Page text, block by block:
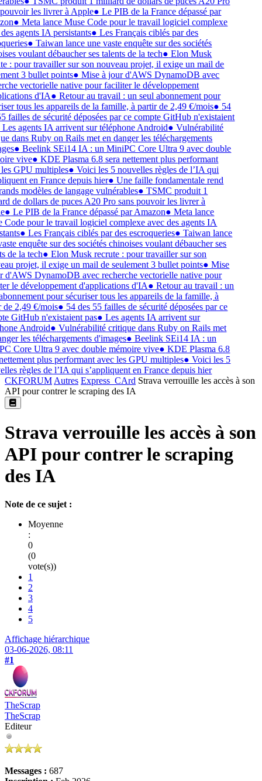
les livrer à Apple●Le PIB de la France dépassé par
●Meta lance Muse Code pour le travail logiciel complexe
agents IA persistants●Les Français ciblés par des
●Taiwan lance une vaste enquête sur des sociétés
voulant débaucher ses talents de la tech●Elon Musk
: pour travailler sur son nouveau projet, il exige un mail de
3 bullet points●Mise à jour d'AWS DynamoDB avec
vectorielle native pour faciliter le développement
d'IA●Retour au travail : un seul abonnement pour
tous les appareils de la famille, à partir de 2,49 €/mois●54
failles de sécurité déposées par ce compte GitHub n'existaient
agents IA arrivent sur téléphone Android●Vulnérabilité
dans Ruby on Rails met en danger les téléchargements
●Beelink SEi14 IA : un MiniPC Core Ultra 9 avec double
vive●KDE Plasma 6.8 sera nettement plus performant
GPU multiples●Voici les 5 nouvelles règles de l’IA qui
en France depuis hier●Une faille fondamentale rend
modèles de langage vulnérables●TSMC produit 1
de dollars de puces A20 Pro sans pouvoir les livrer à
●Le PIB de la France dépassé par Amazon●Meta lance
pour le travail logiciel complexe avec des agents IA
●Les Français ciblés par des escroqueries●Taiwan lance
enquête sur des sociétés chinoises voulant débaucher ses
de la tech●Elon Musk recrute : pour travailler sur son
projet, il exige un mail de seulement 3 bullet points●Mise
d'AWS DynamoDB avec recherche vectorielle native pour
le développement d'applications d'IA●Retour au travail : un
pour sécuriser tous les appareils de la famille, à
2,49 €/mois●54 des 55 failles de sécurité déposées par ce
GitHub n'existaient pas●Les agents IA arrivent sur
Android●Vulnérabilité critique dans Ruby on Rails met
les téléchargements d'images●Beelink SEi14 IA : un
Core Ultra 9 avec double mémoire vive●KDE Plasma 6.8
plus performant avec les GPU multiples●Voici les 5
règles de l’IA qui s’appliquent en France depuis hier
CKFORUMAutres Express_CArd Strava verrouille les accès à son
API pour contrer le scraping des IA
Strava verrouille les accès à son
API pour contrer le scraping
des IA
Note de ce sujet :
Moyenne
:
0
(0
vote(s))
1
2
3
4
5
Affichage hiérarchique
03-06-2026, 08:11
#1
TheScrap
TheScrap
Editeur
Messages : 687